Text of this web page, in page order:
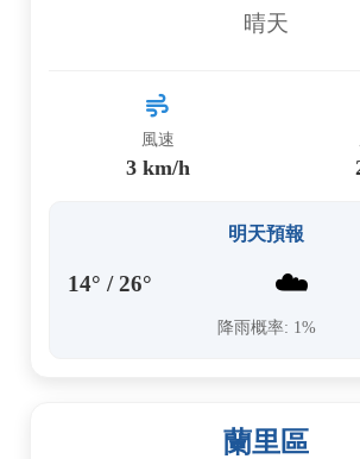
晴天
風速
3 km/h
明天預報
14° / 26° ☁️
降雨概率: 1%
蘭里區